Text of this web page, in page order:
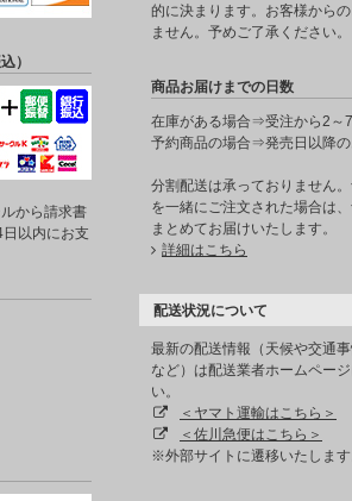
）
から請求書
以内にお支
的に決まります。お客様から
ません。予めご了承ください。
商品お届けまでの日数
在庫がある場合⇒受注から2～
予約商品の場合⇒発売日以降の
分割配送は承っておりません
を一緒にご注文された場合は
まとめてお届けいたします。
詳細はこちら
配送状況について
最新の配送情報（天候や交通
など）は配送業者ホームペー
い。
＜ヤマト運輸はこちら＞
＜佐川急便はこちら＞
※外部サイトに遷移いたします